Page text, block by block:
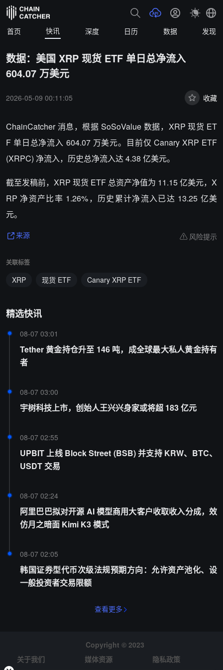
首页 快讯 深度 日历 数据 发现
数据：美国 XRP 现货 ETF 单日总净流入
604.07 万美元
2026-05-09 00:11:05 收藏
ChainCatcher 消息，根据 SoSoValue 数据，XRP 现货 ET
F 单日总净流入 604.07 万美元。目前仅 Canary XRP ETF
(XRPC) 净流入，历史总净流入达 4.38 亿美元。
截至发稿前，XRP 现货 ETF 总资产净值为 11.15 亿美元，X
RP 净资产比率 1.26%，历史累计净流入已达 13.25 亿美
元。
来源 风险提示
关联标签
XRP 现货 ETF Canary XRP ETF
精选快讯
08-07 03:01
Tether 黄金持仓升至 146 吨，成全球最大私人黄金持有
者
08-07 03:00
宇树科技上市，创始人王兴兴身家或将超 183 亿元
08-07 02:55
UPBIT 上线 Block Street (BSB) 并支持 KRW、BTC、
USDT 交易
08-07 02:24
阿里巴巴拟对开源 AI 模型商用大客户收取收入分成，效
仿月之暗面 Kimi K3 模式
08-07 02:05
韩国证券型代币次级法规预期方向：允许资产池化、设
一般投资者交易限额
查看更多
Copyright © 2023
关于我们
媒体资源
隐私政策